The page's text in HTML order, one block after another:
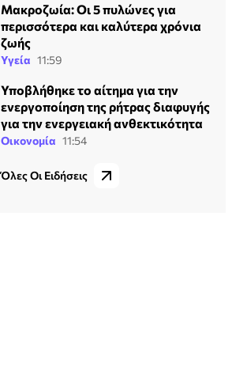
Mακροζωία: Οι 5 πυλώνες για
περισσότερα και καλύτερα χρόνια
ζωής
Υγεία 11:59
Υποβλήθηκε το αίτημα για την
ενεργοποίηση της ρήτρας διαφυγής
για την ενεργειακή ανθεκτικότητα
Οικονομία 11:54
Όλες Οι Ειδήσεις